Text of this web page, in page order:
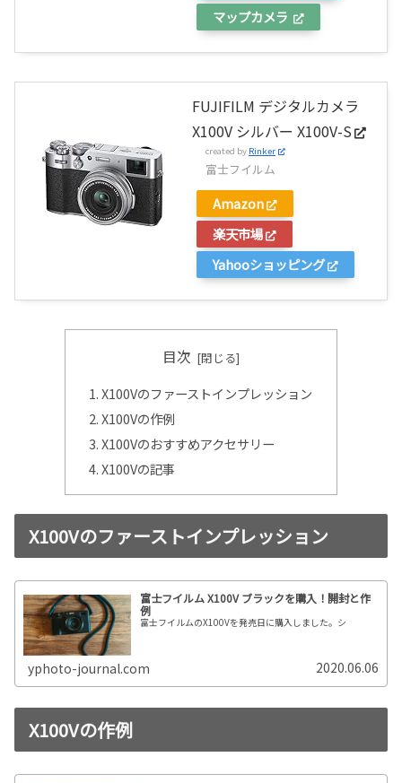
マップカメラ
FUJIFILM デジタルカメラ
X100V シルバー X100V-S
created by Rinker
富士フイルム
Amazon
楽天市場
Yahooショッピング
目次
X100Vのファーストインプレッション
X100Vの作例
X100Vのおすすめアクセサリー
X100Vの記事
X100Vのファーストインプレッション
富士フイルム X100V ブラックを購入！開封と作
例
富士フイルムのX100Vを発売日に購入しました。シ
yphoto-journal.com 2020.06.06
X100Vの作例